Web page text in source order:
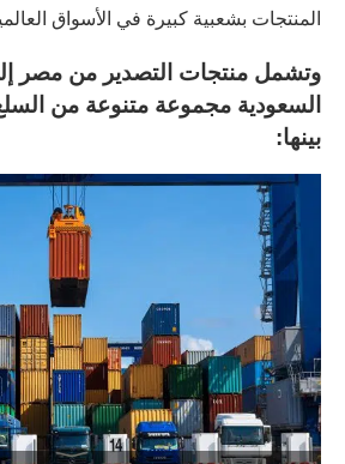
المنتجات بشعبية كبيرة في الأسواق
وتشمل منتجات التصدير من مصر
السعودية مجموعة متنوعة من
بينها: